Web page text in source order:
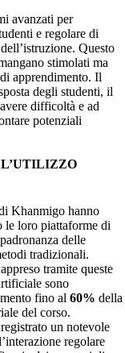
avanzati per
e regolare di
Questo
stimolati ma
apprendimento. Il
degli studenti, il
difficoltà e ad
potenziali
Khanmigo hanno
le loro piattaforme di
delle
tradizionali.
tramite queste
sono
fino al60% della
del corso.
un notevole
regolare